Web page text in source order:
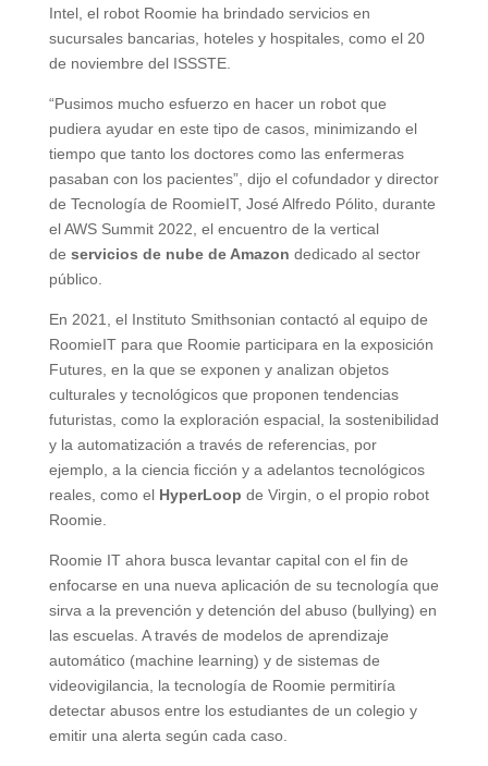
Intel, el robot Roomie ha brindado servicios en
sucursales bancarias, hoteles y hospitales, como el 20
de noviembre del ISSSTE.
“Pusimos mucho esfuerzo en hacer un robot que
pudiera ayudar en este tipo de casos, minimizando el
tiempo que tanto los doctores como las enfermeras
pasaban con los pacientes”, dijo el cofundador y director
de Tecnología de RoomieIT, José Alfredo Pólito, durante
el AWS Summit 2022, el encuentro de la vertical
de servicios de nube de Amazon dedicado al sector
público.
En 2021, el Instituto Smithsonian contactó al equipo de
RoomieIT para que Roomie participara en la exposición
Futures, en la que se exponen y analizan objetos
culturales y tecnológicos que proponen tendencias
futuristas, como la exploración espacial, la sostenibilidad
y la automatización a través de referencias, por
ejemplo, a la ciencia ficción y a adelantos tecnológicos
reales, como el HyperLoop de Virgin, o el propio robot
Roomie.
Roomie IT ahora busca levantar capital con el fin de
enfocarse en una nueva aplicación de su tecnología que
sirva a la prevención y detención del abuso (bullying) en
las escuelas. A través de modelos de aprendizaje
automático (machine learning) y de sistemas de
videovigilancia, la tecnología de Roomie permitiría
detectar abusos entre los estudiantes de un colegio y
emitir una alerta según cada caso.